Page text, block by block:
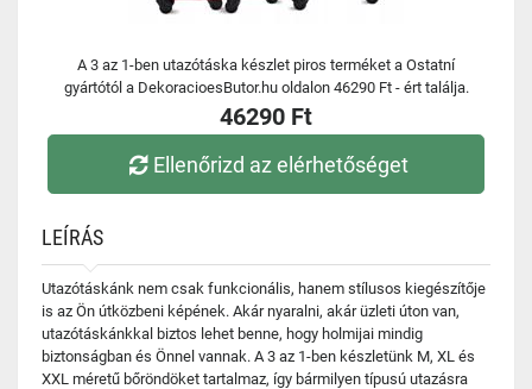
A 3 az 1-ben utazótáska készlet piros terméket a Ostatní
gyártótól a DekoracioesButor.hu oldalon 46290 Ft - ért találja.
46290 Ft
Ellenőrizd az elérhetőséget
LEÍRÁS
Utazótáskánk nem csak funkcionális, hanem stílusos kiegészítője
is az Ön útközbeni képének. Akár nyaralni, akár üzleti úton van,
utazótáskánkkal biztos lehet benne, hogy holmijai mindig
biztonságban és Önnel vannak. A 3 az 1-ben készletünk M, XL és
XXL méretű bőröndöket tartalmaz, így bármilyen típusú utazásra